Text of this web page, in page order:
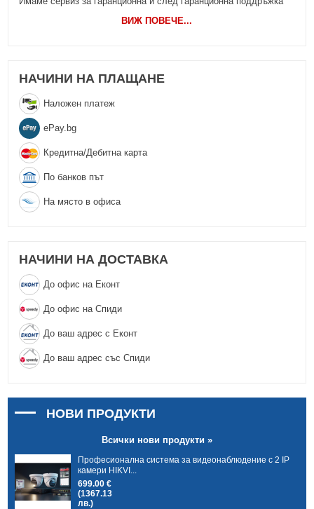
ВИЖ ПОВЕЧЕ...
НАЧИНИ НА ПЛАЩАНЕ
Наложен платеж
еPay.bg
Кредитна/Дебитна карта
По банков път
На място в офиса
НАЧИНИ НА ДОСТАВКА
До офис на Еконт
До офис на Спиди
До ваш адрес с Еконт
До ваш адрес със Спиди
НОВИ ПРОДУКТИ
Всички нови продукти »
Професионална система за видеонаблюдение с 2 IP
камери HIKVI...
699.00 €
(1367.13
лв.)